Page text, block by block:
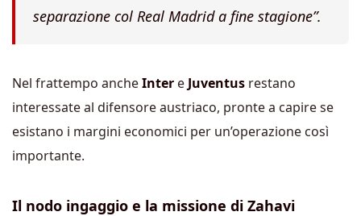
separazione col Real Madrid a fine stagione”.
Nel frattempo ancheInter e Juventus restano
interessate al difensore austriaco, pronte a capire se
esistano i margini economici per un’operazione così
importante.
Il nodo ingaggio e la missione di Zahavi